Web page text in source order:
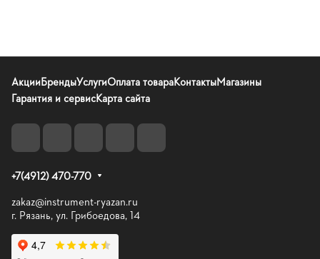
АкцииБрендыУслугиОплата товараКонтактыМагазины
Гарантия и сервисКарта сайта
+7(4912) 470-770
zakaz@instrument-ryazan.ru
г. Рязань, ул. Грибоедова, 14